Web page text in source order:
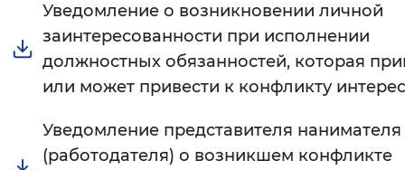
Вернуть стандартные настройки
Уведомление о возникновении личной
заинтересованности при исполнении
должностных обязанностей, которая
или может привести к конфликту
Уведомление представителя нанимателя
(работодателя) о возникшем конфликте